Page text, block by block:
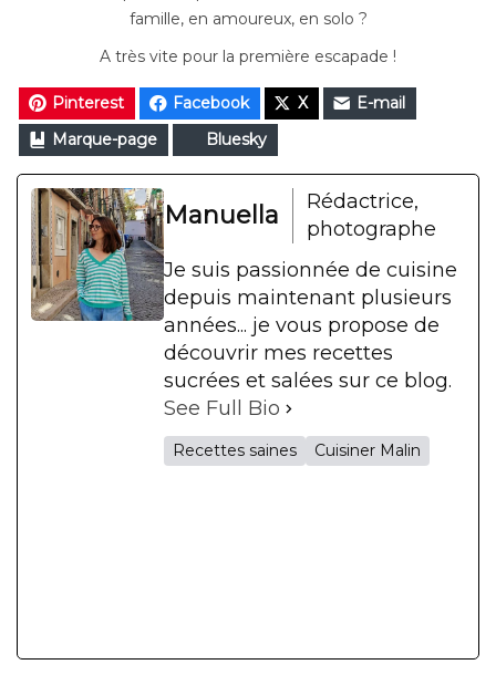
famille, en amoureux, en solo ?
A très vite pour la première escapade !
Pinterest Facebook X
E-mail
Marque-page
Bluesky
Manuella
Rédactrice,
photographe
Je suis passionnée de cuisine
depuis maintenant plusieurs
années... je vous propose de
découvrir mes recettes
sucrées et salées sur ce blog.
See Full Bio
Recettes saines Cuisiner Malin